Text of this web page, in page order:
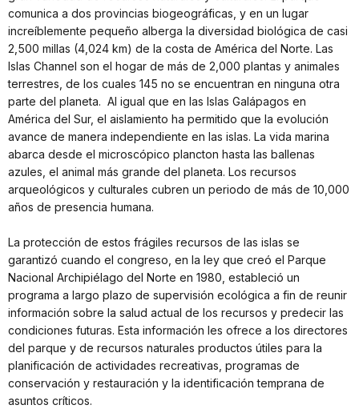
comunica a dos provincias biogeográficas, y en un lugar
increíblemente pequeño alberga la diversidad biológica de casi
2,500 millas (4,024 km) de la costa de América del Norte. Las
Islas Channel son el hogar de más de 2,000 plantas y animales
terrestres, de los cuales 145 no se encuentran en ninguna otra
parte del planeta. Al igual que en las Islas Galápagos en
América del Sur, el aislamiento ha permitido que la evolución
avance de manera independiente en las islas. La vida marina
abarca desde el microscópico plancton hasta las ballenas
azules, el animal más grande del planeta. Los recursos
arqueológicos y culturales cubren un periodo de más de 10,000
años de presencia humana.
La protección de estos frágiles recursos de las islas se
garantizó cuando el congreso, en la ley que creó el Parque
Nacional Archipiélago del Norte en 1980, estableció un
programa a largo plazo de supervisión ecológica a fin de reunir
información sobre la salud actual de los recursos y predecir las
condiciones futuras. Esta información les ofrece a los directores
del parque y de recursos naturales productos útiles para la
planificación de actividades recreativas, programas de
conservación y restauración y la identificación temprana de
asuntos críticos.